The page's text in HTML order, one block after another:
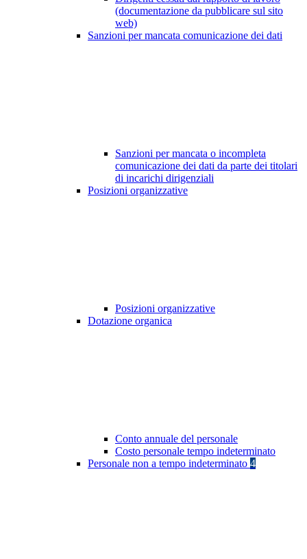
(documentazione da pubblicare sul sito
web)
Sanzioni per mancata comunicazione dei dati
Sanzioni per mancata o incompleta
comunicazione dei dati da parte dei titolari
di incarichi dirigenziali
Posizioni organizzative
Posizioni organizzative
Dotazione organica
Conto annuale del personale
Costo personale tempo indeterminato
Personale non a tempo indeterminato 4